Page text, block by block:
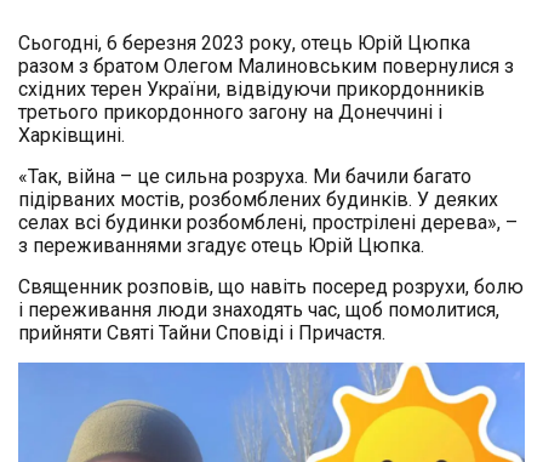
Сьогодні, 6 березня 2023 року, отець Юрій Цюпка
разом з братом Олегом Малиновським повернулися з
східних терен України, відвідуючи прикордонників
третього прикордонного загону на Донеччині і
Харківщині.
«Так, війна – це сильна розруха. Ми бачили багато
підірваних мостів, розбомблених будинків. У деяких
селах всі будинки розбомблені, прострілені дерева», –
з переживаннями згадує отець Юрій Цюпка.
Священник розповів, що навіть посеред розрухи, болю
і переживання люди знаходять час, щоб помолитися,
прийняти Святі Тайни Сповіді і Причастя.